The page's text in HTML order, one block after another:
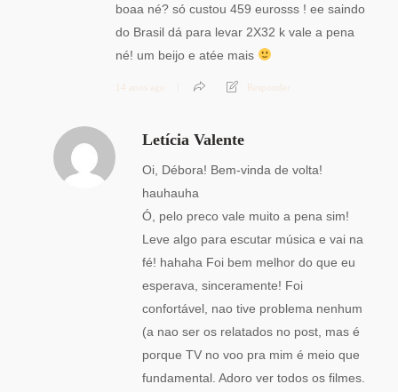
boaa né? só custou 459 eurosss ! ee saindo
do Brasil dá para levar 2X32 k vale a pena
né! um beijo e atée mais
14 anos ago Responder
Letícia Valente
Oi, Débora! Bem-vinda de volta!
hauhauha
Ó, pelo preco vale muito a pena sim!
Leve algo para escutar música e vai na
fé! hahaha Foi bem melhor do que eu
esperava, sinceramente! Foi
confortável, nao tive problema nenhum
(a nao ser os relatados no post, mas é
porque TV no voo pra mim é meio que
fundamental. Adoro ver todos os filmes.